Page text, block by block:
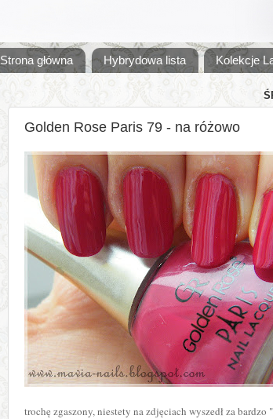
Strona główna Hybrydowa lista Kolekcje
Golden Rose Paris 79 - na różowo
trochę zgaszony, niestety na zdjęciach wyszedł za